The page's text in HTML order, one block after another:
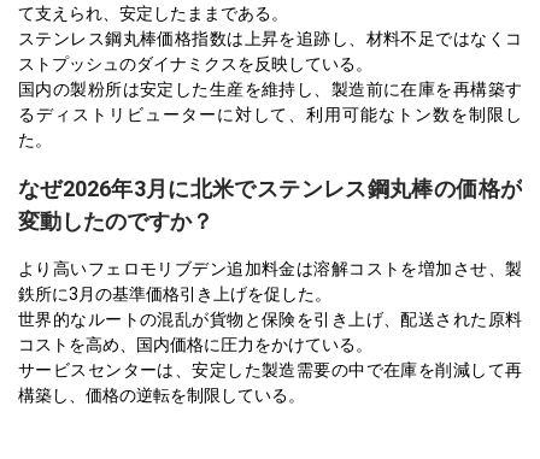
て支えられ、安定したままである。
ステンレス鋼丸棒価格指数は上昇を追跡し、材料不足ではなくコ
ストプッシュのダイナミクスを反映している。
国内の製粉所は安定した生産を維持し、製造前に在庫を再構築す
るディストリビューターに対して、利用可能なトン数を制限し
た。
なぜ2026年3月に北米でステンレス鋼丸棒の価格が
変動したのですか？
より高いフェロモリブデン追加料金は溶解コストを増加させ、製
鉄所に3月の基準価格引き上げを促した。
世界的なルートの混乱が貨物と保険を引き上げ、配送された原料
コストを高め、国内価格に圧力をかけている。
サービスセンターは、安定した製造需要の中で在庫を削減して再
構築し、価格の逆転を制限している。